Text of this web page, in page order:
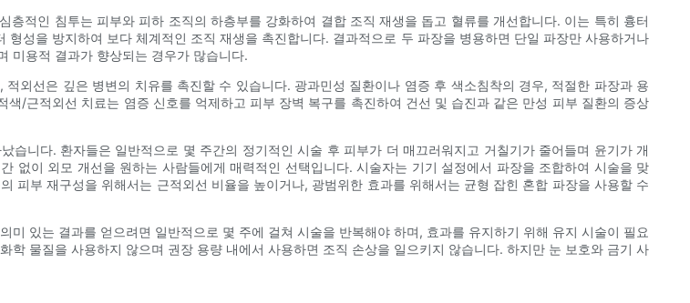
적인 침투는 피부와 피하 조직의 하층부를 강화하여 결합 조직 재생을 돕고 혈류를 개선합니다. 이는 특히 흉터
성을 방지하여 보다 체계적인 조직 재생을 촉진합니다. 결과적으로 두 파장을 병용하면 단일 파장만 사용하거나
미용적 결과가 향상되는 경우가 많습니다.
외선은 깊은 병변의 치유를 촉진할 수 있습니다. 광과민성 질환이나 염증 후 색소침착의 경우, 적절한 파장과 용
/근적외선 치료는 염증 신호를 억제하고 피부 장벽 복구를 촉진하여 건선 및 습진과 같은 만성 피부 질환의 증상
니다. 환자들은 일반적으로 몇 주간의 정기적인 시술 후 피부가 더 매끄러워지고 거칠기가 줄어들며 윤기가 개
없이 외모 개선을 원하는 사람들에게 매력적인 선택입니다. 시술자는 기기 설정에서 파장을 조합하여 시술을 맞
피부 재구성을 위해서는 근적외선 비율을 높이거나, 광범위한 효과를 위해서는 균형 잡힌 혼합 파장을 사용할 수
있는 결과를 얻으려면 일반적으로 몇 주에 걸쳐 시술을 반복해야 하며, 효과를 유지하기 위해 유지 시술이 필요
물질을 사용하지 않으며 권장 용량 내에서 사용하면 조직 손상을 일으키지 않습니다. 하지만 눈 보호와 금기 사